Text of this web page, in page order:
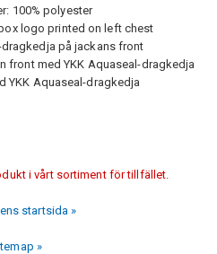
100% polyester
logo printed on left chest
dragkedja på jackans front
front med YKK Aquaseal-dragkedja
YKK Aquaseal-dragkedja
i vårt sortiment för tillfället.
startsida »
»